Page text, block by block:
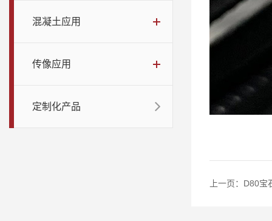
混凝土应用
传像应用
定制化产品
上一页： D80宝